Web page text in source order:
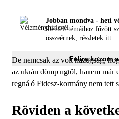
Jobban mondva - heti
kiemelt témáihoz fűzött
összeérnek, részletek itt.
Feliratkozom
De nemcsak az volt hazugság,
az ukrán dömpingtől, hanem már
regnáló Fidesz-kormány nem tett
Röviden a